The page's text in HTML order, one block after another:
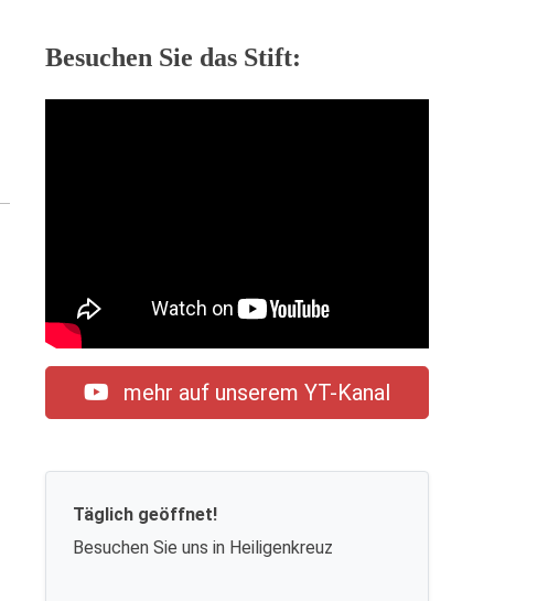
Besuchen Sie das Stift:
mehr auf unserem YT-Kanal
Täglich geöffnet!
Besuchen Sie uns in Heiligenkreuz